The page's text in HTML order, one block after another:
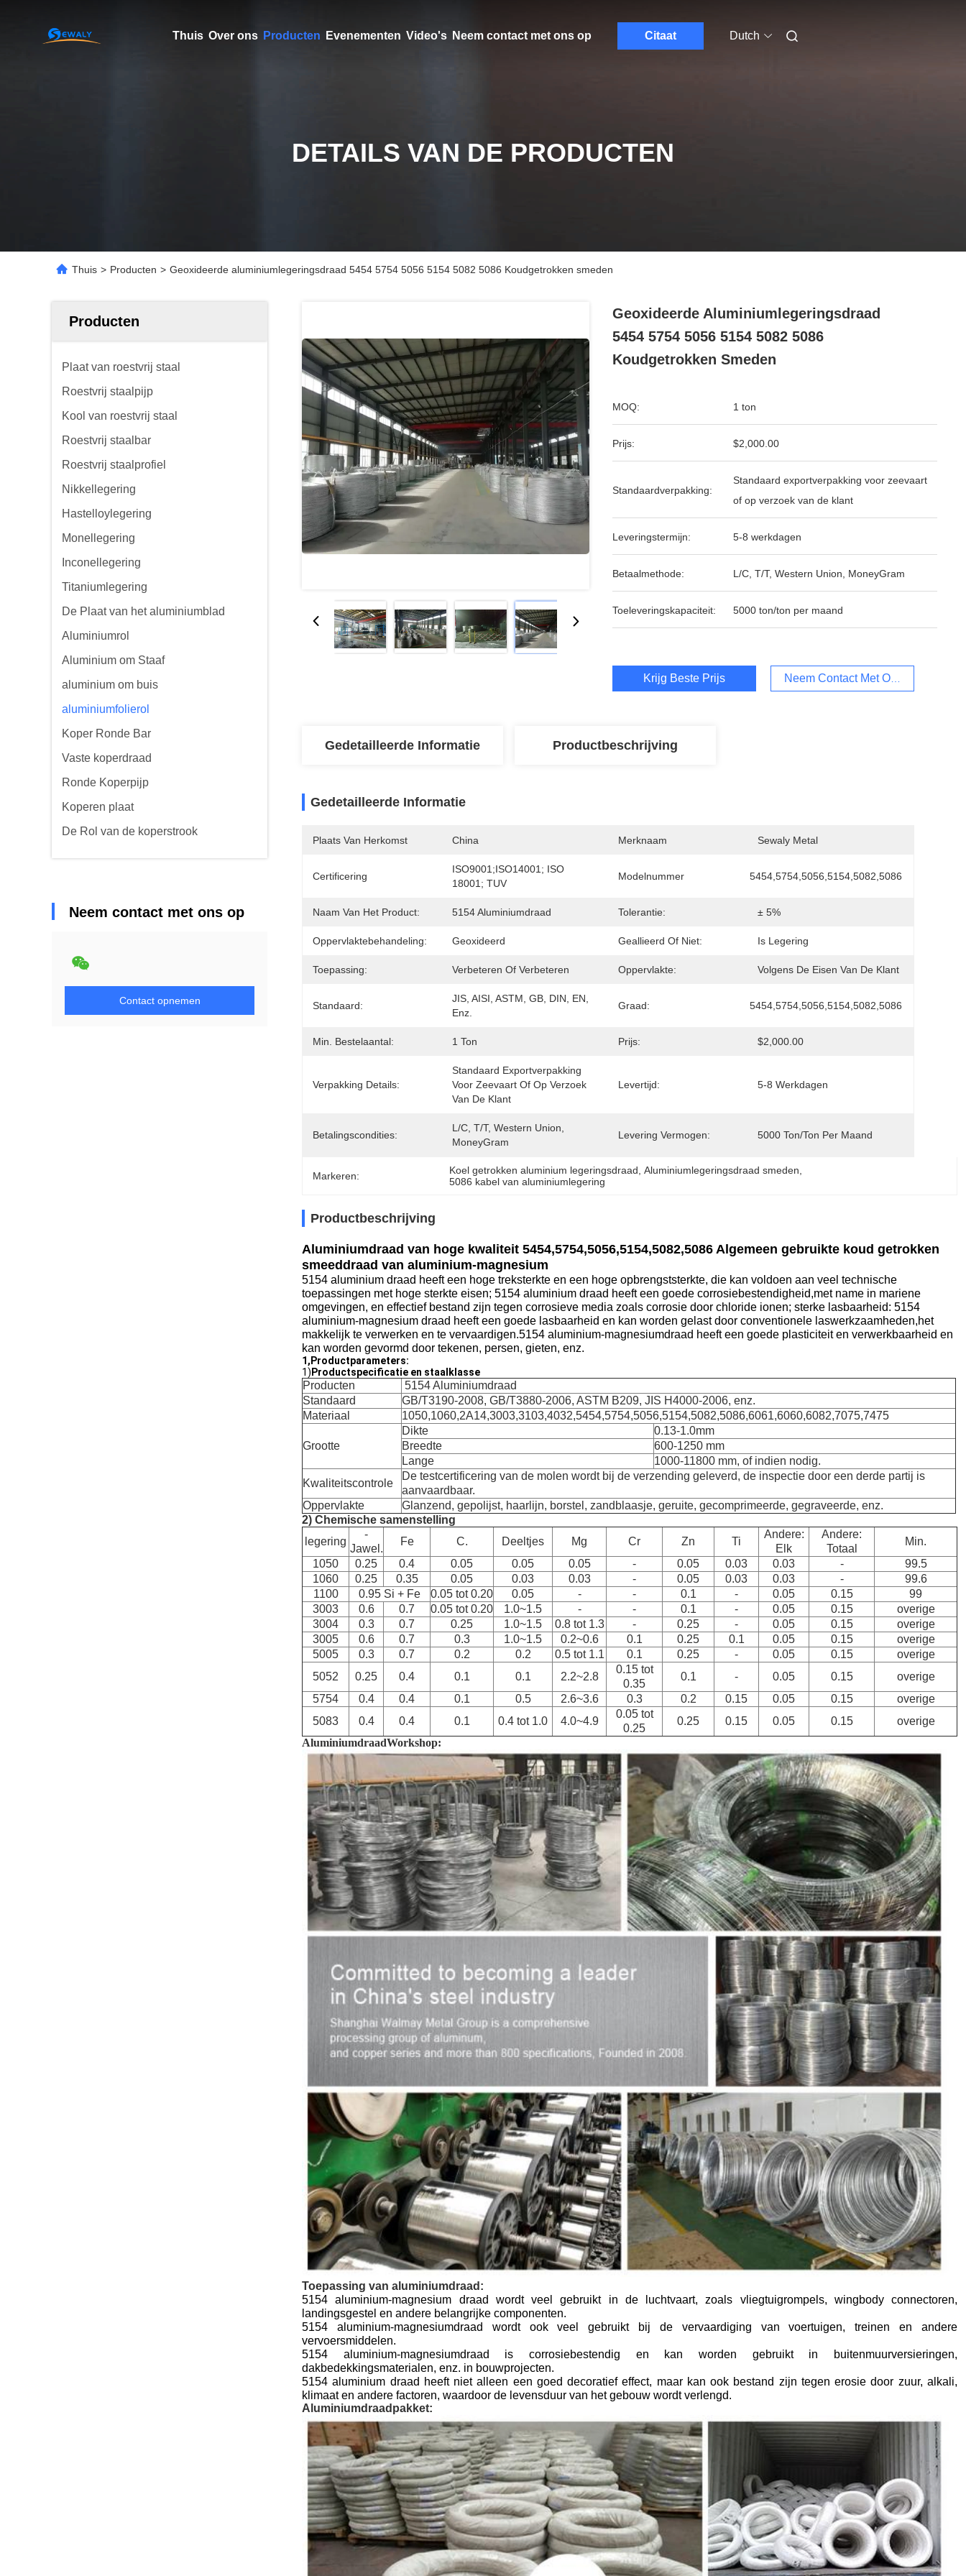
Thuis Over ons Producten Evenementen Video's Neem contact met ons op Citaat Dutch
DETAILS VAN DE PRODUCTEN
Thuis > Producten > Geoxideerde aluminiumlegeringsdraad 5454 5754 5056 5154 5082 5086 Koudgetrokken smeden
Producten
Plaat van roestvrij staal
Roestvrij staalpijp
Kool van roestvrij staal
Roestvrij staalbar
Roestvrij staalprofiel
Nikkellegering
Hastelloylegering
Monellegering
Inconellegering
Titaniumlegering
De Plaat van het aluminiumblad
Aluminiumrol
Aluminium om Staaf
aluminium om buis
aluminiumfolierol
Koper Ronde Bar
Vaste koperdraad
Ronde Koperpijp
Koperen plaat
De Rol van de koperstrook
Neem contact met ons op
Contact opnemen
Geoxideerde Aluminiumlegeringsdraad
5454 5754 5056 5154 5082 5086
Koudgetrokken Smeden
MOQ: 1 ton
Prijs: $2,000.00
Standaardverpakking:
Standaard exportverpakking voor zeevaart
of op verzoek van de klant
Leveringstermijn: 5-8 werkdagen
Betaalmethode: L/C, T/T, Western Union, MoneyGram
Toeleveringskapaciteit: 5000 ton/ton per maand
Krijg Beste Prijs Neem Contact Met Ons Op
Gedetailleerde Informatie Productbeschrijving
Gedetailleerde Informatie
Plaats Van Herkomst China Merknaam Sewaly Metal
Certificering
ISO9001;ISO14001; ISO
18001; TUV
Modelnummer 5454,5754,5056,5154,5082,5086
Naam Van Het Product: 5154 Aluminiumdraad Tolerantie: ± 5%
Oppervlaktebehandeling: Geoxideerd Geallieerd Of Niet: Is Legering
Toepassing: Verbeteren Of Verbeteren Oppervlakte: Volgens De Eisen Van De Klant
Standaard:
JIS, AISI, ASTM, GB, DIN, EN,
Enz.
Graad: 5454,5754,5056,5154,5082,5086
Min. Bestelaantal: 1 Ton Prijs: $2,000.00
Verpakking Details:
Standaard Exportverpakking
Voor Zeevaart Of Op Verzoek
Van De Klant
Levertijd: 5-8 Werkdagen
Betalingscondities:
L/C, T/T, Western Union,
MoneyGram
Levering Vermogen: 5000 Ton/ton Per Maand
Markeren: Koel getrokken aluminium legeringsdraad , Aluminiumlegeringsdraad smeden
5086 kabel van aluminiumlegering
Productbeschrijving
Aluminiumdraad van hoge kwaliteit 5454,5754,5056,5154,5082,5086 Algemeen gebruikte koud getrokken
smeeddraad van aluminium-magnesium
5154 aluminium draad heeft een hoge treksterkte en een hoge opbrengststerkte, die kan voldoen aan veel technische
toepassingen met hoge sterkte eisen; 5154 aluminium draad heeft een goede corrosiebestendigheid,met name in mariene
omgevingen, en effectief bestand zijn tegen corrosieve media zoals corrosie door chloride ionen; sterke lasbaarheid: 5154
aluminium-magnesium draad heeft een goede lasbaarheid en kan worden gelast door conventionele laswerkzaamheden,het
makkelijk te verwerken en te vervaardigen.5154 aluminium-magnesiumdraad heeft een goede plasticiteit en verwerkbaarheid en
kan worden gevormd door tekenen, persen, gieten, enz.
1, Productparameters:
1) Productspecificatie en staalklasse
Producten
5154 Aluminiumdraad
Standaard
GB/T3190-2008, GB/T3880-2006, ASTM B209, JIS H4000-2006, enz.
Materiaal
1050,1060,2A14,3003,3103,4032,5454,5754,5056,5154,5082,5086,6061,6060,6082,7075,7475
Grootte
Dikte
0.13-1.0mm
Breedte
600-1250 mm
Lange
1000-11800 mm, of indien nodig.
Kwaliteitscontrole
De testcertificering van de molen wordt bij de verzending geleverd, de inspectie door een derde partij is
aanvaardbaar.
Oppervlakte
Glanzend, gepolijst, haarlijn, borstel, zandblaasje, geruite, gecomprimeerde, gegraveerde, enz.
2) Chemische samenstelling
legering
-
Jawel.
Fe C. Deeltjes Mg Cr Zn Ti
Andere:
Elk
Andere:
Totaal
Min.
1050
0.25 0.4 0.05 0.05 0.05 - 0.05 0.03 0.03 -
99.5
1060
0.25 0.35 0.05 0.03 0.03 - 0.05 0.03 0.03 -
99.6
1100
0.95 Si + Fe 0.05 tot 0.20 0.05 - - 0.1 - 0.05 0.15
99
3003
0.6 0.7 0.05 tot 0.20 1.0~1.5 - - 0.1 - 0.05 0.15
overige
3004
0.3 0.7 0.25 1.0~1.5 0.8 tot 1.3 - 0.25 - 0.05 0.15
overige
3005
0.6 0.7 0.3 1.0~1.5 0.2~0.6 0.1 0.25 0.1 0.05 0.15
overige
5005
0.3 0.7 0.2 0.2 0.5 tot 1.1 0.1 0.25 - 0.05 0.15
overige
5052
0.25 0.4 0.1 0.1 2.2~2.8
0.15 tot
0.35
0.1 - 0.05 0.15
overige
5754
0.4 0.4 0.1 0.5 2.6~3.6 0.3 0.2 0.15 0.05 0.15
overige
5083
0.4 0.4 0.1 0.4 tot 1.0 4.0~4.9
0.05 tot
0.25
0.25 0.15 0.05 0.15
overige
AluminiumdraadWorkshop:
Toepassing van aluminiumdraad:
5154 aluminium-magnesium draad wordt veel gebruikt in de luchtvaart, zoals vliegtuigrompels, wingbody connectoren,
landingsgestel en andere belangrijke componenten.
5154 aluminium-magnesiumdraad wordt ook veel gebruikt bij de vervaardiging van voertuigen, treinen en andere
vervoersmiddelen.
5154 aluminium-magnesiumdraad is corrosiebestendig en kan worden gebruikt in buitenmuurversieringen,
dakbedekkingsmaterialen, enz. in bouwprojecten.
5154 aluminium draad heeft niet alleen een goed decoratief effect, maar kan ook bestand zijn tegen erosie door zuur, alkali,
klimaat en andere factoren, waardoor de levensduur van het gebouw wordt verlengd.
Aluminiumdraadpakket: